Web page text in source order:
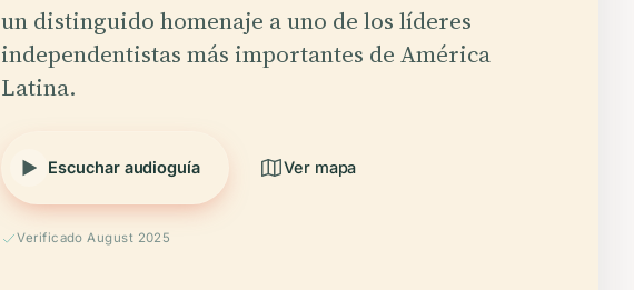
un distinguido homenaje a uno de los líderes
independentistas más importantes de América
Latina.
Escuchar audioguía Ver mapa
Verificado August 2025